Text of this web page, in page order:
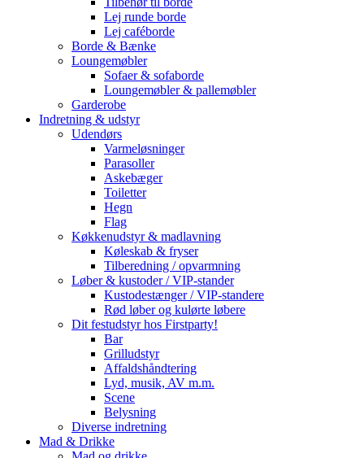
Lej runde borde
Lej caféborde
Borde & Bænke
Loungemøbler
Sofaer & sofaborde
Loungemøbler & pallemøbler
Garderobe
Indretning & udstyr
Udendørs
Varmeløsninger
Parasoller
Askebæger
Toiletter
Hegn
Flag
Køkkenudstyr & madlavning
Køleskab & fryser
Tilberedning / opvarmning
Løber & kustoder / VIP-stander
Kustodestænger / VIP-standere
Rød løber og kulørte løbere
Dit festudstyr hos Firstparty!
Bar
Grilludstyr
Affaldshåndtering
Lyd, musik, AV m.m.
Scene
Belysning
Diverse indretning
Mad & Drikke